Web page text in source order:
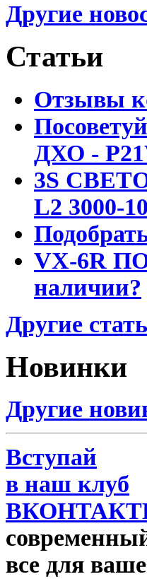
Другие
Статьи
Отзывы
ДХО -
3S
L2 3000-
VX-6R
наличии?
Другие
Новинки
Другие
Вступай
в наш клуб
все для